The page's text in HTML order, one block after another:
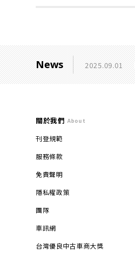
News 2025.09.01
關於我們 About
刊登規範
服務條款
免責聲明
隱私權政策
團隊
車訊網
台灣優良中古車商大獎